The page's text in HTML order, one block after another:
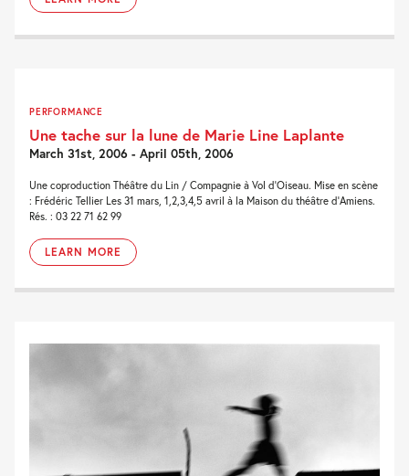
PERFORMANCE
Une tache sur la lune de Marie Line Laplante
March 31st, 2006 - April 05th, 2006
Une coproduction Théâtre du Lin / Compagnie à Vol d'Oiseau. Mise en scène
: Frédéric Tellier Les 31 mars, 1,2,3,4,5 avril à la Maison du théâtre d'Amiens.
Rés. : 03 22 71 62 99
LEARN MORE